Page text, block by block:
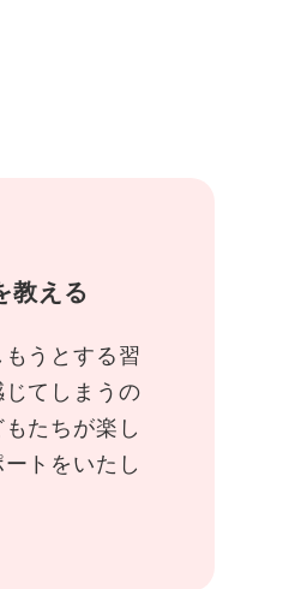
教える
うとする習
てしまうの
たちが楽し
トをいたし